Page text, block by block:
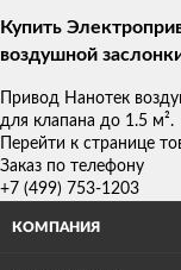
Купить
воздушной
Привод Нанотек
для клапана до 1.5 м².
Перейти к странице
Заказ по телефону
+7 (499) 753-1203
КОМПАНИЯ